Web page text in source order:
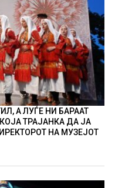
А ЛУЃЕ НИ БАРААТ
ТРАЈАНКА ДА ЈА
НА МУЗЕЈОТ